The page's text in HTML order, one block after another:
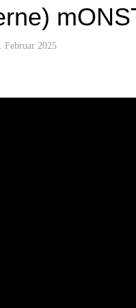
Februar 2025